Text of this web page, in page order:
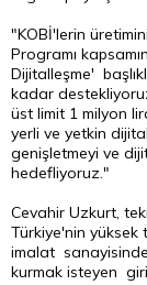
"KOBİ'lerin
Programı
Dijitalleşme'
kadar
üst limit 1 milyon
yerli ve yetkin
genişletmeyi ve
hedefliyoruz."
Cevahir Uzkurt,
Türkiye'nin yüksek
imalat
kurmak isteyen